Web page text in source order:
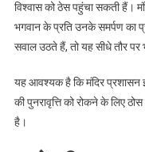
विश्वास को ठेस पहुंचा सकती हैं।
भगवान के प्रति उनके समर्पण का
सवाल उठते हैं, तो यह सीधे तौर
यह आवश्यक है कि मंदिर प्रशासन
की पुनरावृत्ति को रोकने के लिए
है।